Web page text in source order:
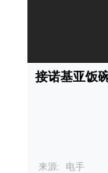
接诺基亚饭
来源: 电手